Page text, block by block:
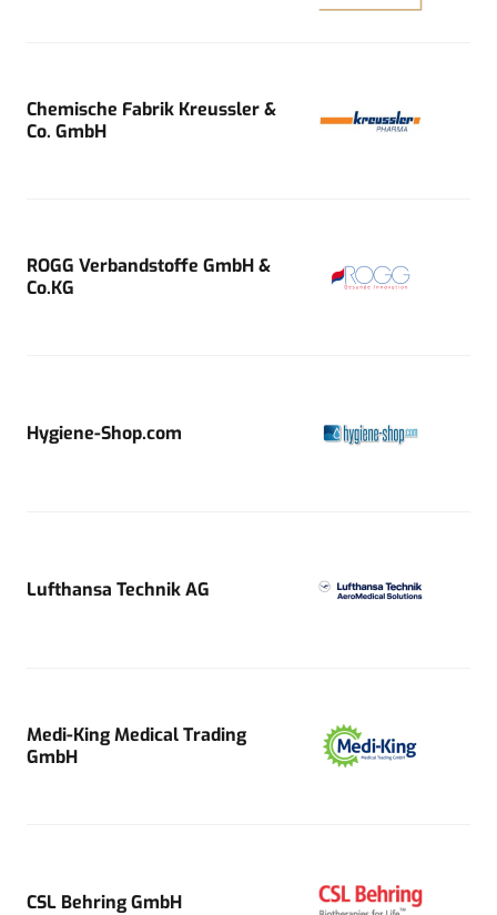
Chemische Fabrik Kreussler &
Co. GmbH
ROGG Verbandstoffe GmbH &
Co.KG
Hygiene-Shop.com
Lufthansa Technik AG
Medi-King Medical Trading
GmbH
CSL Behring GmbH